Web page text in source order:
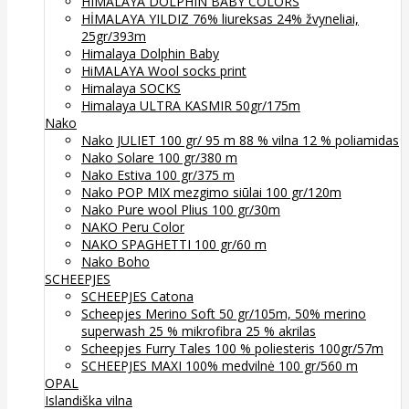
HİMALAYA YILDIZ 76% liureksas 24% žvyneliai,
25gr/393m
Himalaya Dolphin Baby
HiMALAYA Wool socks print
Himalaya SOCKS
Himalaya ULTRA KASMIR 50gr/175m
Nako
Nako JULIET 100 gr/ 95 m 88 % vilna 12 % poliamidas
Nako Solare 100 gr/380 m
Nako Estiva 100 gr/375 m
Nako POP MIX mezgimo siūlai 100 gr/120m
Nako Pure wool Plius 100 gr/30m
NAKO Peru Color
NAKO SPAGHETTI 100 gr/60 m
Nako Boho
SCHEEPJES
SCHEEPJES Catona
Scheepjes Merino Soft 50 gr/105m, 50% merino
superwash 25 % mikrofibra 25 % akrilas
Scheepjes Furry Tales 100 % poliesteris 100gr/57m
SCHEEPJES MAXI 100% medvilnė 100 gr/560 m
OPAL
Islandiška vilna